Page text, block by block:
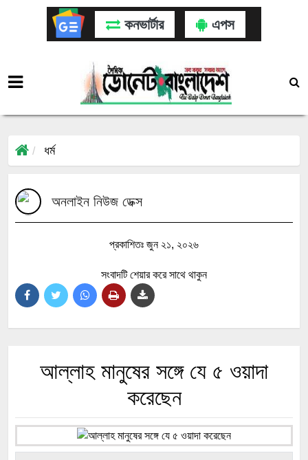
কনভার্টার এপস
ধর্ম
অনলাইন নিউজ ডেক্স
প্রকাশিতঃ জুন ২১, ২০২৬
সংবাদটি শেয়ার করে সাথে থাকুন
আল্লাহ মানুষের সঙ্গে যে ৫ ওয়াদা
করেছেন